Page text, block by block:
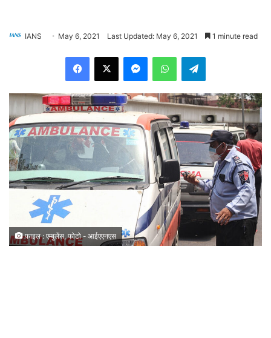
IANS May 6, 2021 Last Updated: May 6, 2021 1 minute read
फाइल : एम्बुलेंस, फोटो - आईएएनएस